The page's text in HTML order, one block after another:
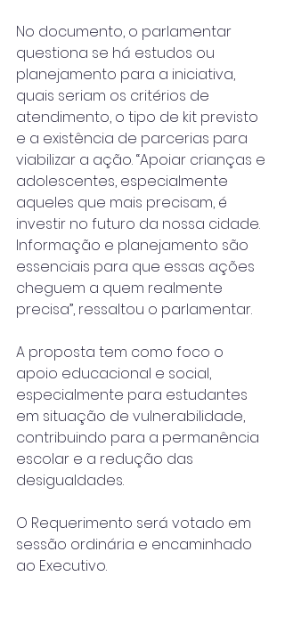
No documento, o parlamentar
questiona se há estudos ou
planejamento para a iniciativa,
quais seriam os critérios de
atendimento, o tipo de kit previsto
e a existência de parcerias para
viabilizar a ação. “Apoiar crianças e
adolescentes, especialmente
aqueles que mais precisam, é
investir no futuro da nossa cidade.
Informação e planejamento são
essenciais para que essas ações
cheguem a quem realmente
precisa”, ressaltou o parlamentar.
A proposta tem como foco o
apoio educacional e social,
especialmente para estudantes
em situação de vulnerabilidade,
contribuindo para a permanência
escolar e a redução das
desigualdades.
O Requerimento será votado em
sessão ordinária e encaminhado
ao Executivo.